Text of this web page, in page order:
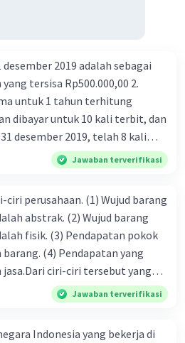
2019 adalah sebagai
untuk 1 tahun terhitung
desember 2019, telah 8 kali
periode berjalan sebesar
atas, pencatatan jurnal pembalik
Jawaban terverifikasi
ciri perusahaan. (1) Wujud barang
abstrak. (2) Wujud barang
fisik. (3) Pendapatan pokok
(4) Pendapatan yang
ciri-ciri tersebut yang
dagang ditunjukan pada
4 c. 2 dan 3 d. 1 dan 2 e. 2 dan 4
Jawaban terverifikasi
Indonesia yang bekerja di